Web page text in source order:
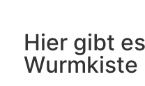
Hier gibt
Wurmkiste